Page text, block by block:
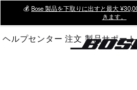
Main
💰 Bose 製品を下取りに出すと最大
きます。
ヘルプセンター 注文 製品サポート